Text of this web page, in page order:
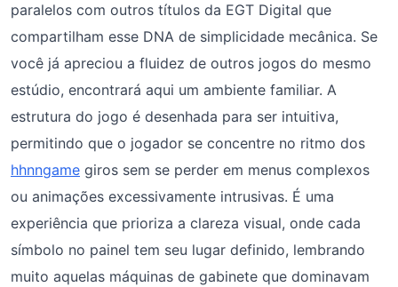
paralelos com outros títulos da EGT Digital que
compartilham esse DNA de simplicidade mecânica. Se
você já apreciou a fluidez de outros jogos do mesmo
estúdio, encontrará aqui um ambiente familiar. A
estrutura do jogo é desenhada para ser intuitiva,
permitindo que o jogador se concentre no ritmo dos
hhnngame giros sem se perder em menus complexos
ou animações excessivamente intrusivas. É uma
experiência que prioriza a clareza visual, onde cada
símbolo no painel tem seu lugar definido, lembrando
muito aquelas máquinas de gabinete que dominavam